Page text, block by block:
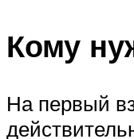
Кому
На первый